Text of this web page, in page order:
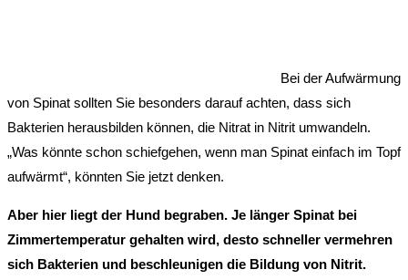
Bei der Aufwärmung
von Spinat sollten Sie besonders darauf achten, dass sich
Bakterien herausbilden können, die Nitrat in Nitrit umwandeln.
„Was könnte schon schiefgehen, wenn man Spinat einfach im Topf
aufwärmt“, könnten Sie jetzt denken.
Aber hier liegt der Hund begraben. Je länger Spinat bei
Zimmertemperatur gehalten wird, desto schneller vermehren
sich Bakterien und beschleunigen die Bildung von Nitrit.